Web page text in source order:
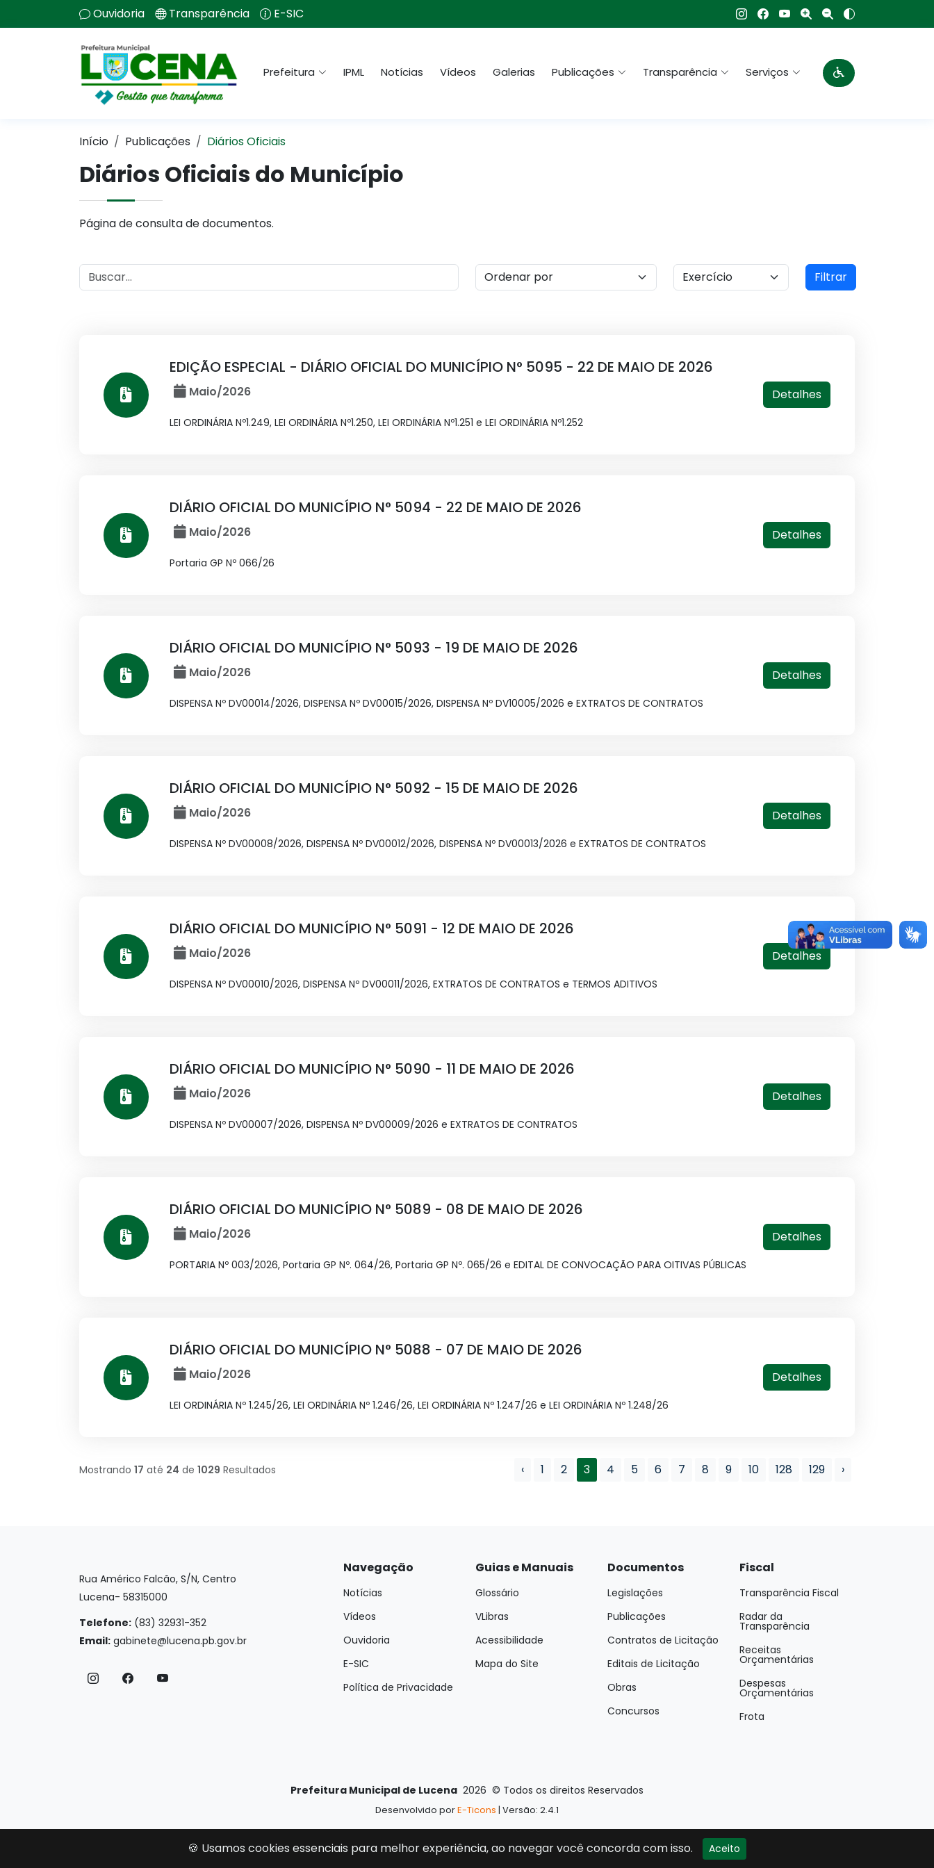
Ouvidoria Transparência E-SIC
Prefeitura IPML Notícias Vídeos Galerias Publicações Transparência Serviços
Início Publicações Diários Oficiais
Diários Oficiais do Município
Página de consulta de documentos.
Filtrar
EDIÇÃO ESPECIAL - DIÁRIO OFICIAL DO MUNICÍPIO N° 5095 - 22 DE MAIO DE 2026
Maio/2026
LEI ORDINÁRIA Nº1.249, LEI ORDINÁRIA Nº1.250, LEI ORDINÁRIA Nº1.251 e LEI ORDINÁRIA Nº1.252
Detalhes
DIÁRIO OFICIAL DO MUNICÍPIO N° 5094 - 22 DE MAIO DE 2026
Maio/2026
Portaria GP Nº 066/26
Detalhes
DIÁRIO OFICIAL DO MUNICÍPIO N° 5093 - 19 DE MAIO DE 2026
Maio/2026
DISPENSA Nº DV00014/2026, DISPENSA Nº DV00015/2026, DISPENSA Nº DV10005/2026 e EXTRATOS DE CONTRATOS
Detalhes
DIÁRIO OFICIAL DO MUNICÍPIO N° 5092 - 15 DE MAIO DE 2026
Maio/2026
DISPENSA Nº DV00008/2026, DISPENSA Nº DV00012/2026, DISPENSA Nº DV00013/2026 e EXTRATOS DE CONTRATOS
Detalhes
DIÁRIO OFICIAL DO MUNICÍPIO N° 5091 - 12 DE MAIO DE 2026
Maio/2026
DISPENSA Nº DV00010/2026, DISPENSA Nº DV00011/2026, EXTRATOS DE CONTRATOS e TERMOS ADITIVOS
Detalhes
DIÁRIO OFICIAL DO MUNICÍPIO N° 5090 - 11 DE MAIO DE 2026
Maio/2026
DISPENSA Nº DV00007/2026, DISPENSA Nº DV00009/2026 e EXTRATOS DE CONTRATOS
Detalhes
DIÁRIO OFICIAL DO MUNICÍPIO N° 5089 - 08 DE MAIO DE 2026
Maio/2026
PORTARIA Nº 003/2026, Portaria GP Nº. 064/26, Portaria GP Nº. 065/26 e EDITAL DE CONVOCAÇÃO PARA OITIVAS PÚBLICAS
Detalhes
DIÁRIO OFICIAL DO MUNICÍPIO N° 5088 - 07 DE MAIO DE 2026
Maio/2026
LEI ORDINÁRIA Nº 1.245/26, LEI ORDINÁRIA Nº 1.246/26, LEI ORDINÁRIA Nº 1.247/26 e LEI ORDINÁRIA Nº 1.248/26
Detalhes
Mostrando 17 até 24 de 1029 Resultados ‹ 1 2 3 4 5 6 7 8 9 10 128 129 ›
Rua Américo Falcão, S/N, Centro
Lucena- 58315000
Telefone: (83) 32931-352
Email: gabinete@lucena.pb.gov.br
Navegação
Notícias
Vídeos
Ouvidoria
E-SIC
Política de Privacidade
Guias e Manuais
Glossário
VLibras
Acessibilidade
Mapa do Site
Documentos
Legislações
Publicações
Contratos de Licitação
Editais de Licitação
Obras
Concursos
Fiscal
Transparência Fiscal
Radar da
Transparência
Receitas
Orçamentárias
Despesas
Orçamentárias
Frota
Prefeitura Municipal de Lucena 2026 © Todos os direitos Reservados
Desenvolvido porE-Ticons | Versão: 2.4.1
🍪 Usamos cookies essenciais para melhor experiência, ao navegar você concorda com isso. Aceito